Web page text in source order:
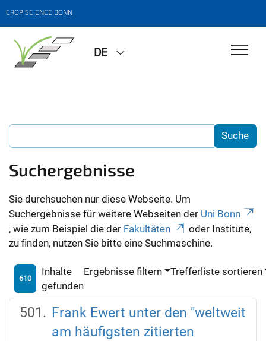
CROP SCIENCE BONN
DE
Suchergebnisse
Sie durchsuchen nur diese Webseite. Um
Suchergebnisse für weitere Webseiten der Uni Bonn
, wie zum Beispiel die der Fakultäten
oder Institute,
zu finden, nutzen Sie bitte eine Suchmaschine.
610
Inhalte
gefunden
Ergebnisse filtern Trefferliste sortieren
Frank Ewert unter den "weltweit
am häufigsten zitierten